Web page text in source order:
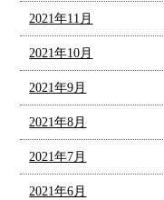
2021年11月
2021年10月
2021年9月
2021年8月
2021年7月
2021年6月